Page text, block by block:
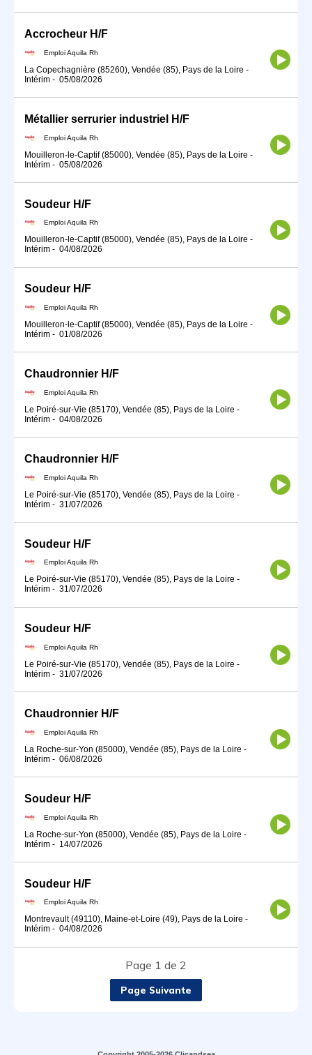
Accrocheur H/F
Emploi Aquila Rh
La Copechagnière (85260), Vendée (85), Pays de la Loire -
Intérim - 05/08/2026
Métallier serrurier industriel H/F
Emploi Aquila Rh
Mouilleron-le-Captif (85000), Vendée (85), Pays de la Loire -
Intérim - 05/08/2026
Soudeur H/F
Emploi Aquila Rh
Mouilleron-le-Captif (85000), Vendée (85), Pays de la Loire -
Intérim - 04/08/2026
Soudeur H/F
Emploi Aquila Rh
Mouilleron-le-Captif (85000), Vendée (85), Pays de la Loire -
Intérim - 01/08/2026
Chaudronnier H/F
Emploi Aquila Rh
Le Poiré-sur-Vie (85170), Vendée (85), Pays de la Loire -
Intérim - 04/08/2026
Chaudronnier H/F
Emploi Aquila Rh
Le Poiré-sur-Vie (85170), Vendée (85), Pays de la Loire -
Intérim - 31/07/2026
Soudeur H/F
Emploi Aquila Rh
Le Poiré-sur-Vie (85170), Vendée (85), Pays de la Loire -
Intérim - 31/07/2026
Soudeur H/F
Emploi Aquila Rh
Le Poiré-sur-Vie (85170), Vendée (85), Pays de la Loire -
Intérim - 31/07/2026
Chaudronnier H/F
Emploi Aquila Rh
La Roche-sur-Yon (85000), Vendée (85), Pays de la Loire -
Intérim - 06/08/2026
Soudeur H/F
Emploi Aquila Rh
La Roche-sur-Yon (85000), Vendée (85), Pays de la Loire -
Intérim - 14/07/2026
Soudeur H/F
Emploi Aquila Rh
Montrevault (49110), Maine-et-Loire (49), Pays de la Loire -
Intérim - 04/08/2026
Page 1 de 2
Page Suivante